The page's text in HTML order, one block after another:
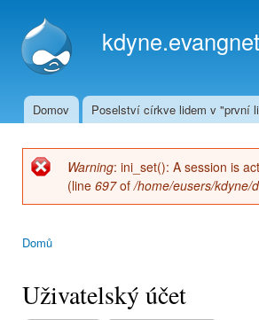
Hlavní menu
Domov Poselství církve lidem v "první
Chybová zpráva
Warning: ini_set(): A session is
(line 697of/home/eusers/kdyne/
Domů
Uživatelský účet